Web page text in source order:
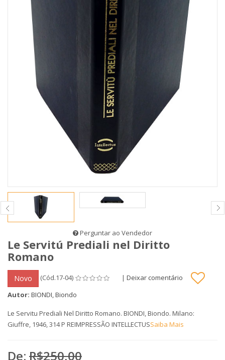
Perguntar ao Vendedor
Le Servitú Prediali nel Diritto
Romano
Novo (Cód.17-04) | Deixar comentário
Autor: BIONDI, Biondo
Le Servitu Prediali Nel Diritto Romano. BIONDI, Biondo. Milano:
Giuffre, 1946, 314 P REIMPRESSÃO INTELLECTUSSaiba Mais
De: R$250,00